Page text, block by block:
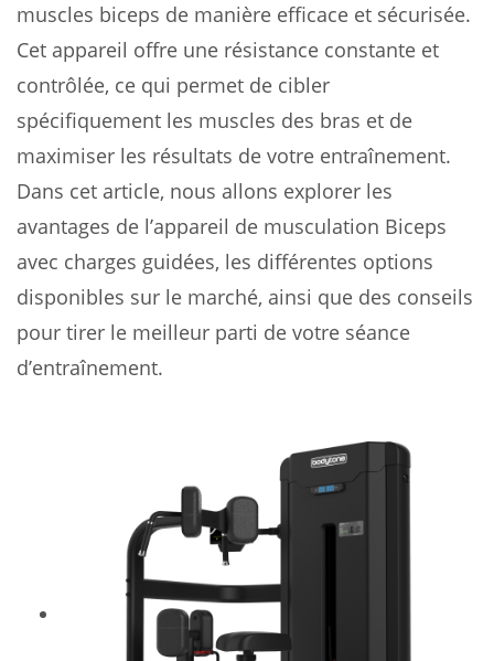
muscles biceps de manière efficace et sécurisée.
Cet appareil offre une résistance constante et
contrôlée, ce qui permet de cibler
spécifiquement les muscles des bras et de
maximiser les résultats de votre entraînement.
Dans cet article, nous allons explorer les
avantages de l’appareil de musculation Biceps
avec charges guidées, les différentes options
disponibles sur le marché, ainsi que des conseils
pour tirer le meilleur parti de votre séance
d’entraînement.